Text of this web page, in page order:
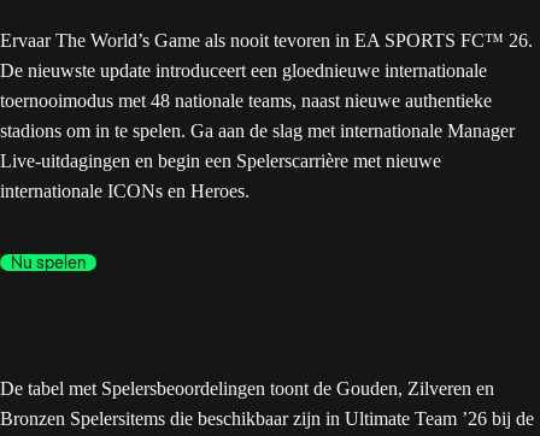
Ervaar The World’s Game als nooit tevoren in EA SPORTS FC™ 26.
De nieuwste update introduceert een gloednieuwe internationale
toernooimodus met 48 nationale teams, naast nieuwe authentieke
stadions om in te spelen. Ga aan de slag met internationale Manager
Live-uitdagingen en begin een Spelerscarrière met nieuwe
internationale ICONs en Heroes.
Nu spelen
De tabel met Spelersbeoordelingen toont de Gouden, Zilveren en
Bronzen Spelersitems die beschikbaar zijn in Ultimate Team ’26 bij de